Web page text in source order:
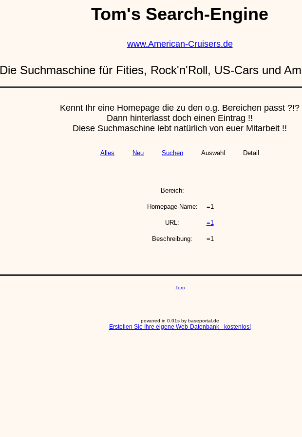
Tom's Search-Engine
www.American-Cruisers.de
Die Suchmaschine für Fities, Rock'n'Roll, US-Cars und
Kennt Ihr eine Homepage die zu den o.g. Bereichen passt ?!?
Dann hinterlasst doch einen Eintrag !!
Diese Suchmaschine lebt natürlich von euer Mitarbeit !!
Alles Neu Suchen Auswahl Detail
Bereich:
Homepage-Name: =1
URL: =1
Beschreibung: =1
Tom
powered in 0.01s by baseportal.de
Erstellen Sie Ihre eigene Web-Datenbank - kostenlos!